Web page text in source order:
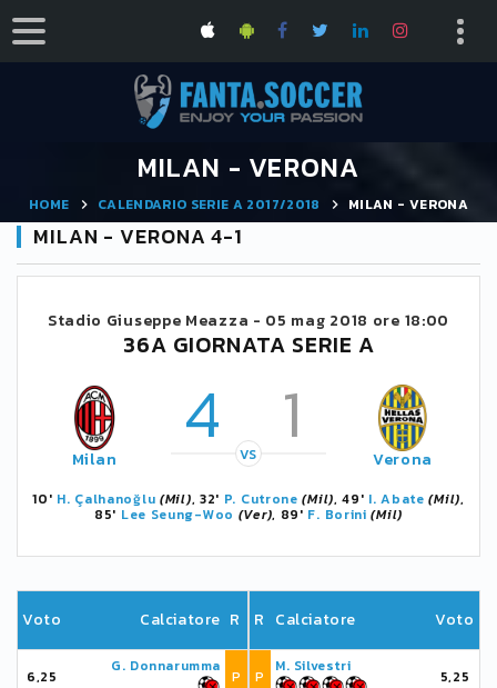
MILAN - VERONA
HOME CALENDARIO SERIE A 2017/2018 MILAN - VERONA
MILAN - VERONA 4-1
Stadio Giuseppe Meazza - 05 mag 2018 ore 18:00
36A GIORNATA SERIE A
Milan 4 1
VS Verona
10' H. Çalhanoğlu (Mil), 32' P. Cutrone (Mil), 49' I. Abate (Mil),
85' Lee Seung-Woo (Ver), 89' F. Borini (Mil)
Voto Calciatore R
6,25
G. Donnarumma
P
R Calciatore Voto
P
M. Silvestri
5,25